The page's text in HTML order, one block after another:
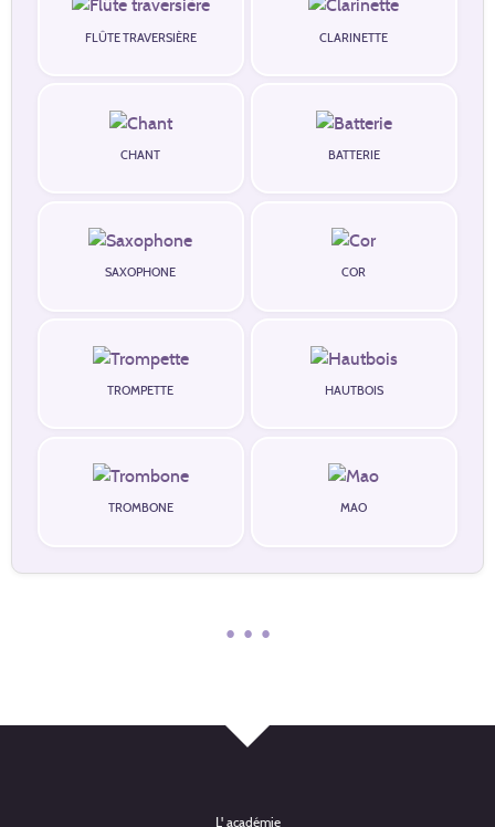
FLÛTE TRAVERSIÈRE CLARINETTE
CHANT BATTERIE
SAXOPHONE COR
TROMPETTE HAUTBOIS
TROMBONE MAO
• • •
L' académie